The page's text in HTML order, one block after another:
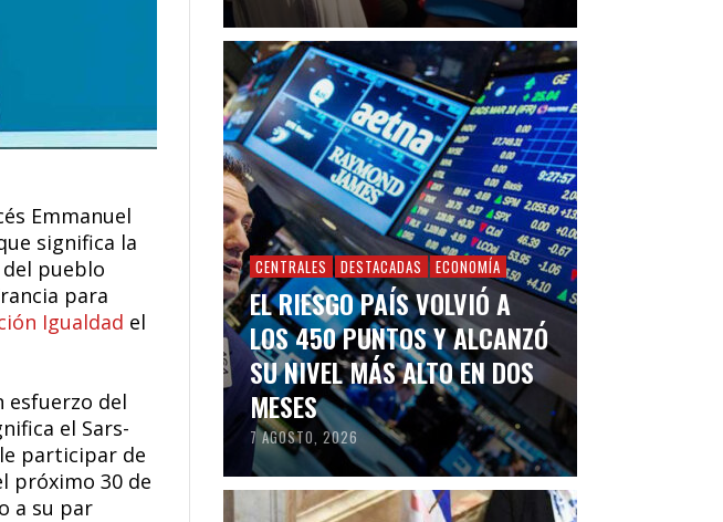
Emmanuel
significa la
pueblo
para
Igualdad el
esfuerzo del
el Sars-
participar de
próximo 30 de
a su par
CENTRALES DESTACADAS ECONOMÍA
EL RIESGO PAÍS VOLVIÓ A
LOS 450 PUNTOS Y ALCANZÓ
SU NIVEL MÁS ALTO EN DOS
MESES
7 AGOSTO, 2026